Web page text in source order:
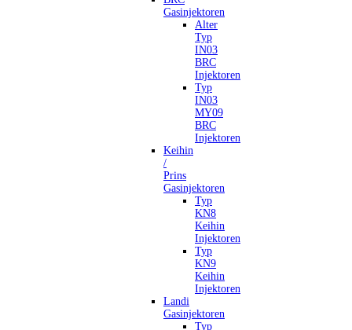
Gasinjektoren
Alter
Typ
IN03
BRC
Injektoren
Typ
IN03
MY09
BRC
Injektoren
Keihin
/
Prins
Gasinjektoren
Typ
KN8
Keihin
Injektoren
Typ
KN9
Keihin
Injektoren
Landi
Gasinjektoren
Typ